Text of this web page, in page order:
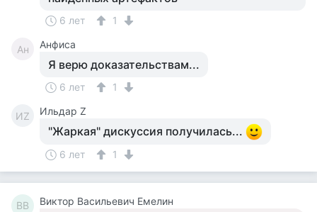
6 лет 1
Ан Анфиса
Я верю доказательствам...
6 лет 1
ИZ Ильдар Z
"Жаркая" дискуссия получилась...
6 лет 1
ВВ Виктор Васильевич Емелин